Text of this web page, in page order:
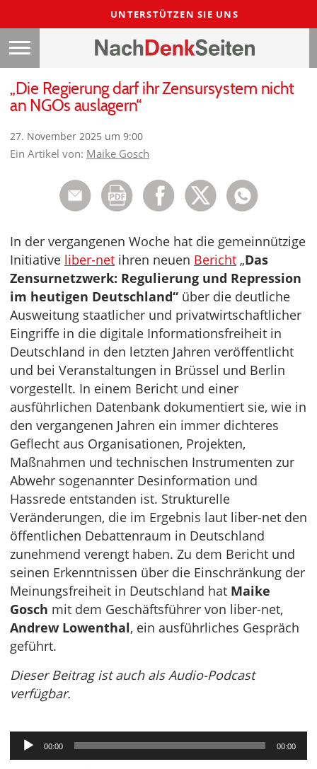
UNTERSTÜTZEN SIE UNS
„Die Regierung darf ihr Zensursystem nicht
an NGOs auslagern“
27. November 2025 um 9:00
Ein Artikel von: Maike Gosch
In der vergangenen Woche hat die gemeinnützige
Initiative liber-net ihren neuen Bericht „Das
Zensurnetzwerk: Regulierung und Repression
im heutigen Deutschland“ über die deutliche
Ausweitung staatlicher und privatwirtschaftlicher
Eingriffe in die digitale Informationsfreiheit in
Deutschland in den letzten Jahren veröffentlicht
und bei Veranstaltungen in Brüssel und Berlin
vorgestellt. In einem Bericht und einer
ausführlichen Datenbank dokumentiert sie, wie in
den vergangenen Jahren ein immer dichteres
Geflecht aus Organisationen, Projekten,
Maßnahmen und technischen Instrumenten zur
Abwehr sogenannter Desinformation und
Hassrede entstanden ist. Strukturelle
Veränderungen, die im Ergebnis laut liber-net den
öffentlichen Debattenraum in Deutschland
zunehmend verengt haben. Zu dem Bericht und
seinen Erkenntnissen über die Einschränkung der
Meinungsfreiheit in Deutschland hat Maike
Gosch mit dem Geschäftsführer von liber-net,
Andrew Lowenthal, ein ausführliches Gespräch
geführt.
Dieser Beitrag ist auch als Audio-Podcast
verfügbar.
Audio-
Player
00:00 00:00